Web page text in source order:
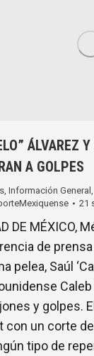
ÁLVAREZ
A GOLPES
Información General
21
DE MÉXICO,
de
pelea, Saúl
y golpes.
con un corte
tipo de